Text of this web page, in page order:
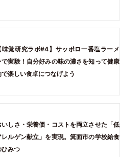
味覚研究ラボ#4】サッポロ一番塩ラーメ
で実験！自分好みの味の濃さを知って健康
で楽しい食卓につなげよう
いしさ・栄養価・コストを両立させた「低
レルゲン献立」を実現。箕面市の学校給食
ひみつ